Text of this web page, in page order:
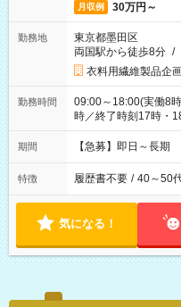
月収例 30万円～
勤務地
東京都墨田区
両国駅から徒歩8分 /
衣料用繊維製品企
勤務時間
09:00～18:00(実働8
時／終了時刻17時・
期間 【急募】即日～長期
特徴 履歴書不要 / 40～50
気になる！